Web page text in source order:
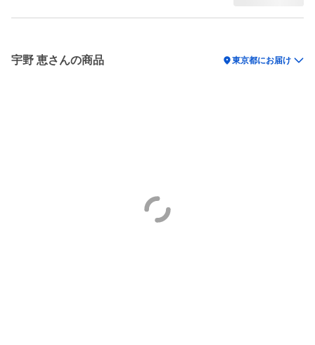
宇野 恵さんの商品 location_on東京都にお届け